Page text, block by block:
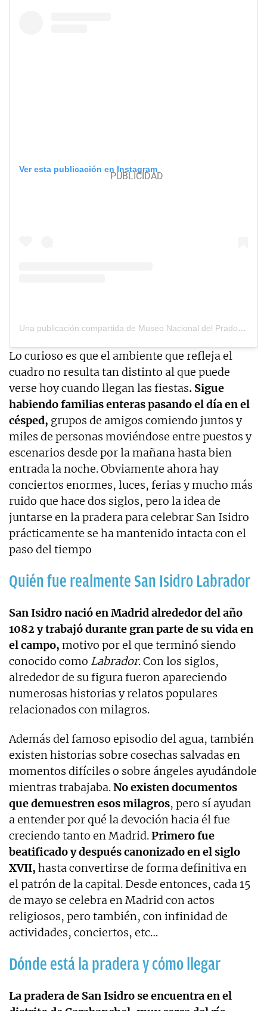
Ver esta publicación en Instagram
Una publicación compartida de Museo Nacional del Prado (@museoprado)
Lo curioso es que el ambiente que refleja el
cuadro no resulta tan distinto al que puede
verse hoy cuando llegan las fiestas. Sigue
habiendo familias enteras pasando el día en el
césped, grupos de amigos comiendo juntos y
miles de personas moviéndose entre puestos y
escenarios desde por la mañana hasta bien
entrada la noche. Obviamente ahora hay
conciertos enormes, luces, ferias y mucho más
ruido que hace dos siglos, pero la idea de
juntarse en la pradera para celebrar San Isidro
prácticamente se ha mantenido intacta con el
paso del tiempo
Quién fue realmente San Isidro Labrador
San Isidro nació en Madrid alrededor del año
1082 y trabajó durante gran parte de su vida en
el campo, motivo por el que terminó siendo
conocido como Labrador. Con los siglos,
alrededor de su figura fueron apareciendo
numerosas historias y relatos populares
relacionados con milagros.
Además del famoso episodio del agua, también
existen historias sobre cosechas salvadas en
momentos difíciles o sobre ángeles ayudándole
mientras trabajaba.No existen documentos
que demuestren esos milagros, pero sí ayudan
a entender por qué la devoción hacia él fue
creciendo tanto en Madrid.Primero fue
beatificado y después canonizado en el siglo
XVII, hasta convertirse de forma definitiva en
el patrón de la capital. Desde entonces, cada 15
de mayo se celebra en Madrid con actos
religiosos, pero también, con infinidad de
actividades, conciertos, etc…
Dónde está la pradera y cómo llegar
La pradera de San Isidro se encuentra en el